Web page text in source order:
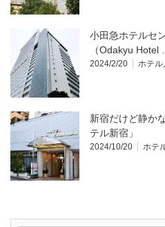
小田急ホテルセ
（Odakyu Hotel …
2024/2/20 ホテル,
新宿だけど静か
テル新宿」
2024/10/20 ホテ